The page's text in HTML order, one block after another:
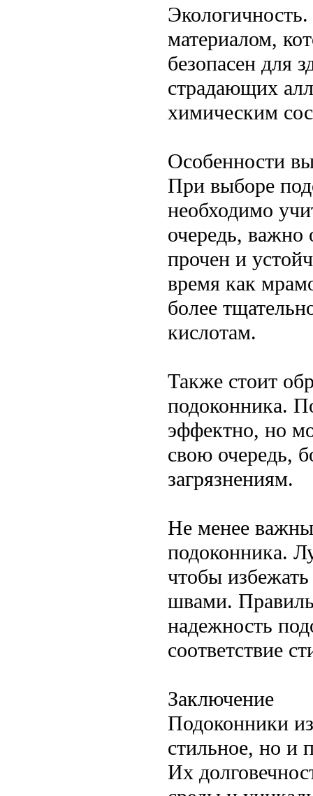
материалом,
безопасен для
страдающих
химическим
Особенности
При выборе
необходимо
очередь, важно
прочен и
время как
более
кислотам.
Также стоит
подоконника.
эффектно, но
свою очередь,
загрязнениям.
Не менее
подоконника.
чтобы
швами.
надежность
соответствие
Заключение
Подоконники
стильное, но и
Их